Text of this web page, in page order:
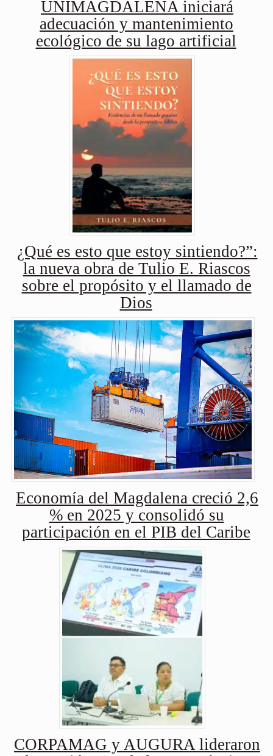
UNIMAGDALENA iniciará
adecuación y mantenimiento
ecológico de su lago artificial
¿Qué es esto que estoy sintiendo?”:
la nueva obra de Tulio E. Riascos
sobre el propósito y el llamado de
Dios
Economía del Magdalena creció 2,6
% en 2025 y consolidó su
participación en el PIB del Caribe
CORPAMAG y AUGURA lideraron